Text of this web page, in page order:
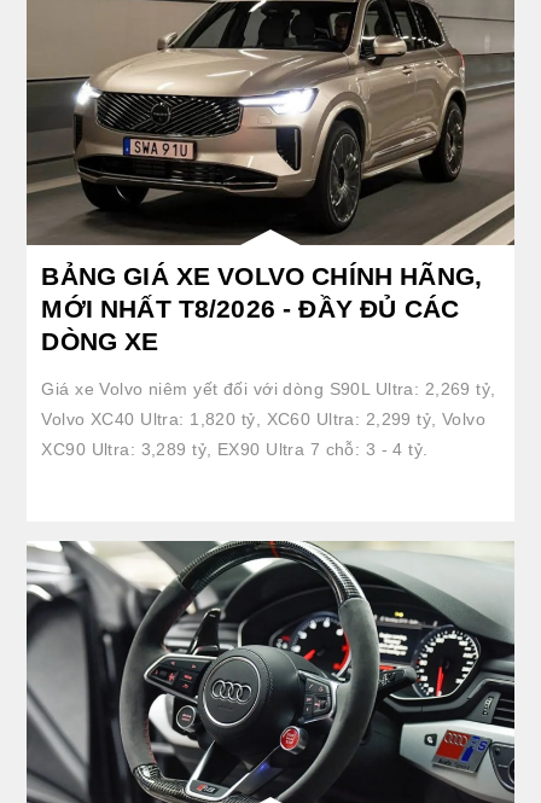
BẢNG GIÁ XE VOLVO CHÍNH HÃNG,
MỚI NHẤT T8/2026 - ĐẦY ĐỦ CÁC
DÒNG XE
Giá xe Volvo niêm yết đối với dòng S90L Ultra: 2,269 tỷ,
Volvo XC40 Ultra: 1,820 tỷ, XC60 Ultra: 2,299 tỷ, Volvo
XC90 Ultra: 3,289 tỷ, EX90 Ultra 7 chỗ: 3 - 4 tỷ.